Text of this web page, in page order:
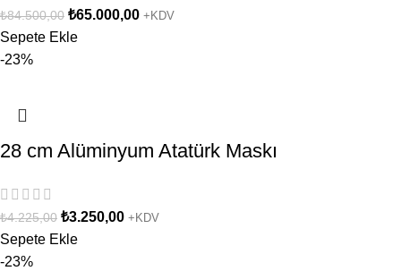
₺84.500,00 ₺65.000,00 +KDV
Sepete Ekle
-23%
28 cm Alüminyum Atatürk Maskı
₺4.225,00 ₺3.250,00 +KDV
Sepete Ekle
-23%